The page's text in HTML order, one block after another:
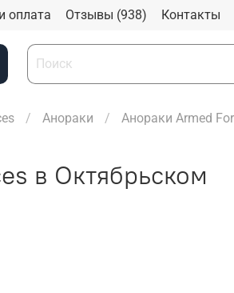
оплата Отзывы (938) Контакты
Анораки Анораки Armed
в Октябрьском